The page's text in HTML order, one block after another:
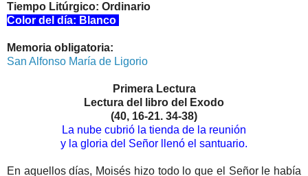
Tiempo Litúrgico: Ordinario
Color del día: Blanco
Memoria obligatoria:
San Alfonso María de Ligorio
Primera Lectura
Lectura del libro del Exodo
(40, 16-21. 34-38)
La nube cubrió la tienda de la reunión
y la gloria del Señor llenó el santuario.
En aquellos días, Moisés hizo todo lo que el Señor le había